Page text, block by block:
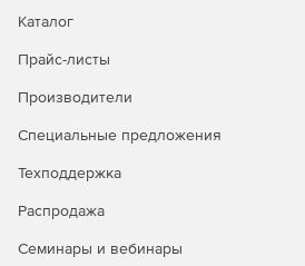
Каталог
Прайс-листы
Производители
Специальные предложения
Техподдержка
Распродажа
Семинары и вебинары